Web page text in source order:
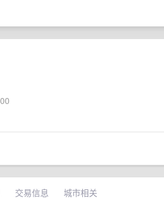
交易信息 城市相关